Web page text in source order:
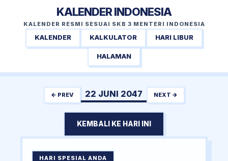
KALENDER INDONESIA
KALENDER RESMI SESUAI SKB 3 MENTERI INDONESIA
KALENDER KALKULATOR HARI LIBUR
HALAMAN
← PREV 22 JUNI 2047 NEXT →
KEMBALI KE HARI INI
HARI SPESIAL ANDA